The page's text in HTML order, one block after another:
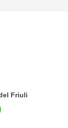
Friuli